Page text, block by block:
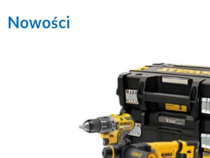
Nowości